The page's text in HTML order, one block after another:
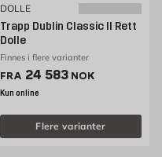
DOLLE
Trapp Dublin Classic II Rett
Dolle
Finnes i flere varianter
FRA Pris 24583 NOK /stk
24 583 NOK
Kun online
Flere varianter